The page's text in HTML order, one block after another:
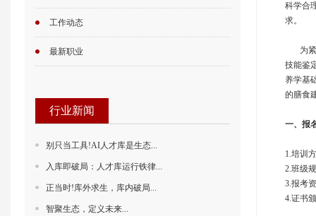
工作动态
最新职业
行业新闻
别只当工具!AI人才库是生态...
入库即破局：人才库运行铁律...
正当时!库外求生，库内破局...
智聚生态，定义未来...
科学合
求。
为紧
技能鉴
养学基
的膳食
一、报
1.培训
2.班级
3.报考
4.证书